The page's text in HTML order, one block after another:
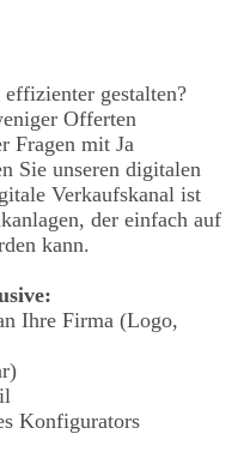
gestalten?
Offerten
Fragen mit Ja
Sie unseren digitalen
Verkaufskanal ist
der einfach auf
kann.
Ihre Firma (Logo,
Konfigurators